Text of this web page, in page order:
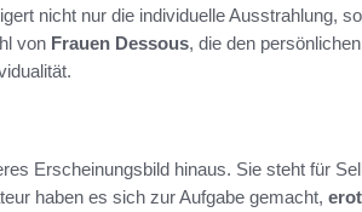
nicht nur die individuelle Ausstrahlung,
von Frauen Dessous, die den
Erscheinungsbild hinaus. Sie steht für
haben es sich zur Aufgabe gemacht,